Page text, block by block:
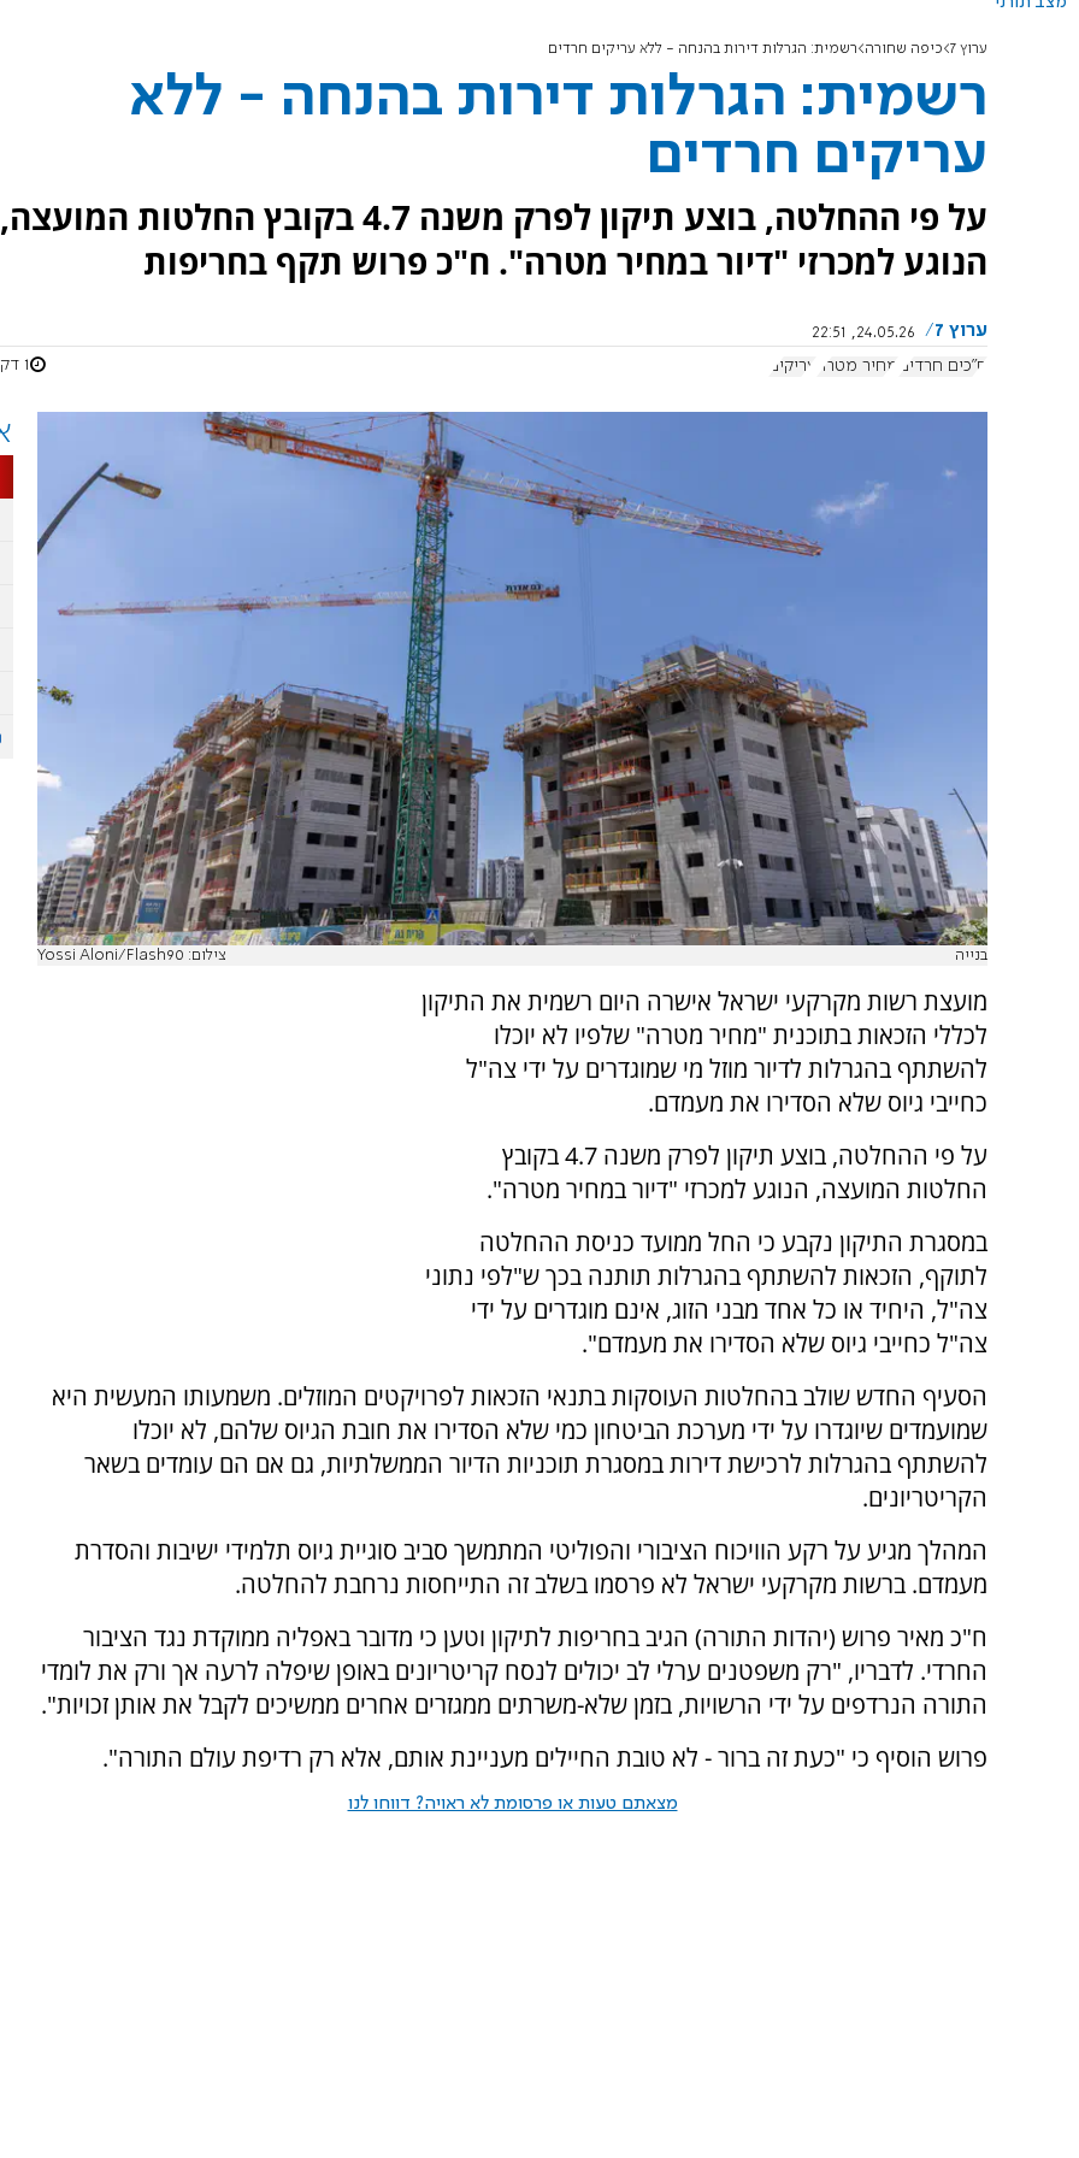
ערוץ 7 כיפה שחורה רשמית: הגרלות דירות בהנחה - ללא עריקים חרדים
רשמית: הגרלות דירות בהנחה - ללא
עריקים חרדים
על פי ההחלטה, בוצע תיקון לפרק משנה 4.7 בקובץ החלטות המועצה,
הנוגע למכרזי "דיור במחיר מטרה". ח"כ פרוש תקף בחריפות
ערוץ 7
24.05.26, 22:51
ח"כים חרדים מחיר מטרה עריקים 1 דקות
בנייה צילום: Yossi Aloni/Flash90
מועצת רשות מקרקעי ישראל אישרה היום רשמית את התיקון
לכללי הזכאות בתוכנית "מחיר מטרה" שלפיו לא יוכלו
להשתתף בהגרלות לדיור מוזל מי שמוגדרים על ידי צה"ל
כחייבי גיוס שלא הסדירו את מעמדם.
על פי ההחלטה, בוצע תיקון לפרק משנה 4.7 בקובץ
החלטות המועצה, הנוגע למכרזי "דיור במחיר מטרה".
במסגרת התיקון נקבע כי החל ממועד כניסת ההחלטה
לתוקף, הזכאות להשתתף בהגרלות תותנה בכך ש"לפי נתוני
צה"ל, היחיד או כל אחד מבני הזוג, אינם מוגדרים על ידי
צה"ל כחייבי גיוס שלא הסדירו את מעמדם".
הסעיף החדש שולב בהחלטות העוסקות בתנאי הזכאות לפרויקטים המוזלים. משמעותו המעשית היא
שמועמדים שיוגדרו על ידי מערכת הביטחון כמי שלא הסדירו את חובת הגיוס שלהם, לא יוכלו
להשתתף בהגרלות לרכישת דירות במסגרת תוכניות הדיור הממשלתיות, גם אם הם עומדים בשאר
הקריטריונים.
המהלך מגיע על רקע הוויכוח הציבורי והפוליטי המתמשך סביב סוגיית גיוס תלמידי ישיבות והסדרת
מעמדם. ברשות מקרקעי ישראל לא פרסמו בשלב זה התייחסות נרחבת להחלטה.
ח"כ מאיר פרוש (יהדות התורה) הגיב בחריפות לתיקון וטען כי מדובר באפליה ממוקדת נגד הציבור
החרדי. לדבריו, "רק משפטנים ערלי לב יכולים לנסח קריטריונים באופן שיפלה לרעה אך ורק את לומדי
התורה הנרדפים על ידי הרשויות, בזמן שלא-משרתים ממגזרים אחרים ממשיכים לקבל את אותן זכויות".
פרוש הוסיף כי "כעת זה ברור - לא טובת החיילים מעניינת אותם, אלא רק רדיפת עולם התורה".
מצאתם טעות או פרסומת לא ראויה? דווחו לנו